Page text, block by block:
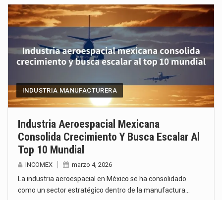
INDUSTRIA MANUFACTURERA
Industria Aeroespacial Mexicana
Consolida Crecimiento Y Busca Escalar Al
Top 10 Mundial
INCOMEX marzo 4, 2026
La industria aeroespacial en México se ha consolidado
como un sector estratégico dentro de la manufactura…